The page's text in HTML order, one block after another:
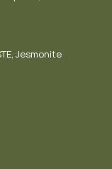
Jesmonite